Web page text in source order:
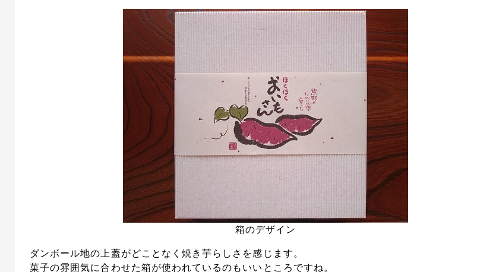
箱のデザイン
ダンボール地の上蓋がどことなく焼き芋らしさを感じます。
菓子の雰囲気に合わせた箱が使われているのもいいところですね。